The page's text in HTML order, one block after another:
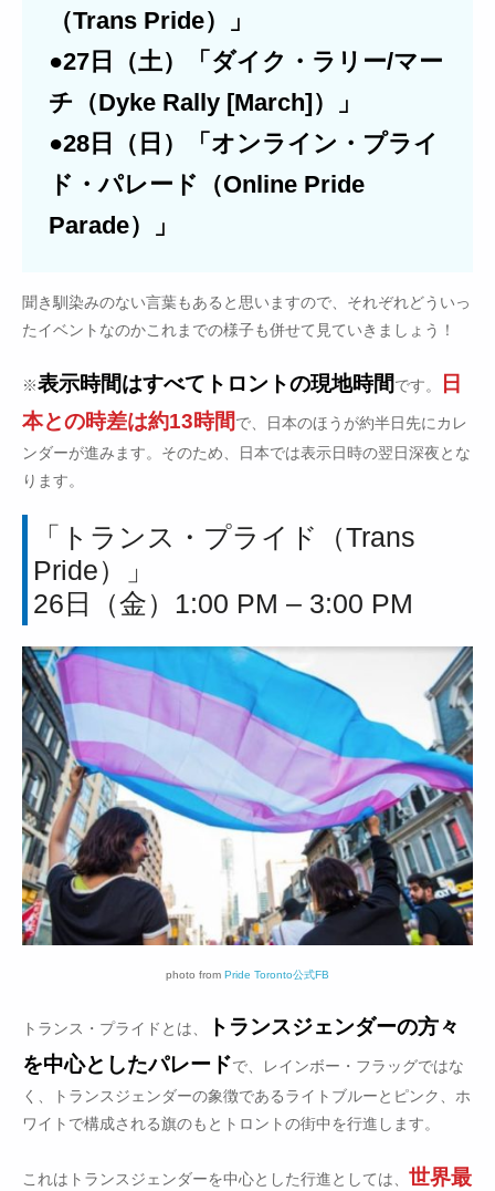
（Trans Pride）」
●27日（土）「ダイク・ラリー/マー
チ（Dyke Rally [March]）」
●28日（日）「オンライン・プライ
ド・パレード（Online Pride
Parade）」
聞き馴染みのない言葉もあると思いますので、それぞれどういっ
たイベントなのかこれまでの様子も併せて見ていきましょう！
※表示時間はすべてトロントの現地時間です。
日
本との時差は約13時間で、日本のほうが約半日先にカレ
ンダーが進みます。そのため、日本では表示日時の翌日深夜とな
ります。
「トランス・プライド（Trans
Pride）」
26日（金）1:00 PM – 3:00 PM
photo from Pride Toronto公式FB
トランス・プライドとは、
トランスジェンダーの方々
を中心としたパレードで、レインボー・フラッグではな
く、トランスジェンダーの象徴であるライトブルーとピンク、ホ
ワイトで構成される旗のもとトロントの街中を行進します。
これはトランスジェンダーを中心とした行進としては、 世界最